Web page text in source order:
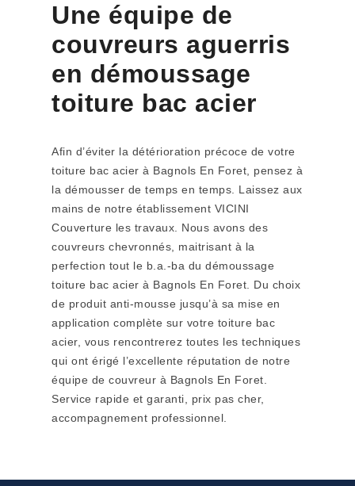
Une équipe de
couvreurs aguerris
en démoussage
toiture bac acier
Afin d’éviter la détérioration précoce de votre
toiture bac acier à Bagnols En Foret, pensez à
la démousser de temps en temps. Laissez aux
mains de notre établissement VICINI
Couverture les travaux. Nous avons des
couvreurs chevronnés, maitrisant à la
perfection tout le b.a.-ba du démoussage
toiture bac acier à Bagnols En Foret. Du choix
de produit anti-mousse jusqu’à sa mise en
application complète sur votre toiture bac
acier, vous rencontrerez toutes les techniques
qui ont érigé l’excellente réputation de notre
équipe de couvreur à Bagnols En Foret.
Service rapide et garanti, prix pas cher,
accompagnement professionnel.